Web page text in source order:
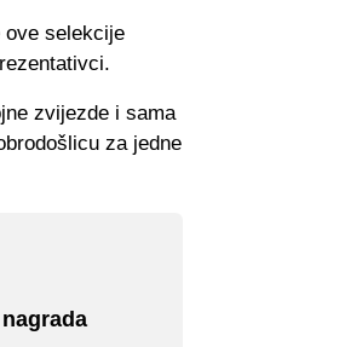
ove selekcije
zvijezde i sama
za jedne